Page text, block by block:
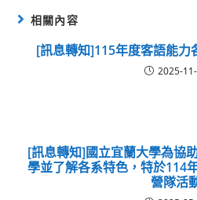
相關內容
[訊息轉知]115年度客語能力
2025-
[訊息轉知]國立宜蘭大學為協
學並了解各系特色，特於114
營隊活